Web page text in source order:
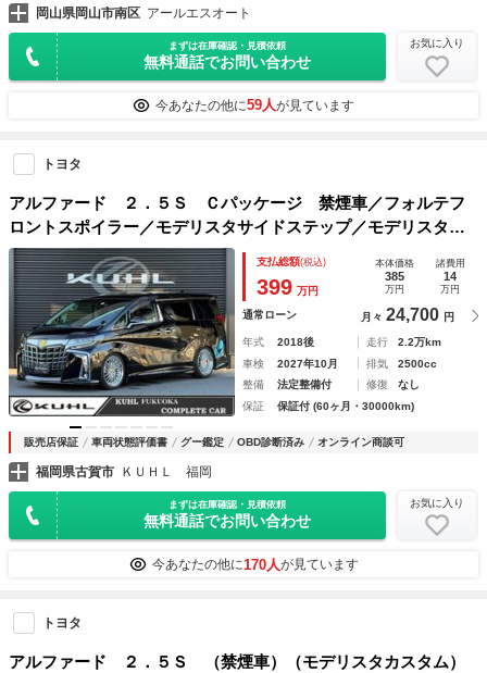
岡山県岡山市南区 アールエスオート
まずは在庫確認・見積依頼
無料通話でお問い合わせ
お気に入り
今あなたの他に59人が見ています
トヨタ
アルファード ２．５Ｓ Ｃパッケージ 禁煙車／フォルテフ
ロントスポイラー／モデリスタサイドステップ／モデリスタリ
アスポイラー／アルパインＢＩＧ－Ｘ／後席モニター／アクシ
ス車高調／ＷＯＲＫシュバート／ツインムーンルーフ／
支払総額(税込)
399 万円
本体価格
385
万円
諸費用
14
万円
通常ローン 月々 24,700 円
年式 2018後 走行
2.2万km
車検
2027年10月 排気
2500cc
整備
法定整備付 修復
なし
保証
保証付 (60ヶ月・30000km)
販売店保証 車両状態評価書 グー鑑定 OBD診断済み オンライン商談可
福岡県古賀市 ＫＵＨＬ 福岡
まずは在庫確認・見積依頼
無料通話でお問い合わせ
お気に入り
今あなたの他に170人が見ています
トヨタ
アルファード ２．５Ｓ （禁煙車）（モデリスタカスタム）